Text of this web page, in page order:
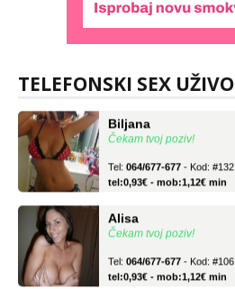
TELEFONSKI SEX UŽIVO
Čekam tvoj poziv!
Biljana
Tel:064/677-677- Kod: #132
Alisa
Tel:064/677-677- Kod: #106
Žana